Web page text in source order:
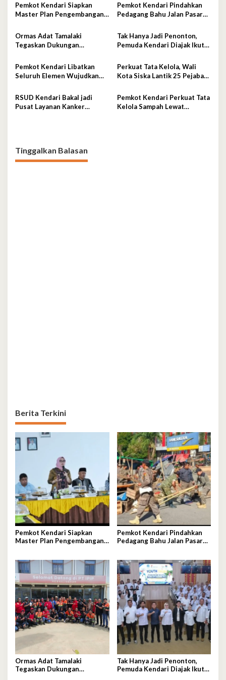
Pemkot Kendari Siapkan
Master Plan Pengembangan
Modern Unggulan
Pemkot Kendari Pindahkan
Pedagang Bahu Jalan Pasar
Kawasan Jadi Lebih Tertib
Ormas Adat Tamalaki
Tegaskan Dukungan
Investasi IPIP
Tak Hanya Jadi Penonton,
Pemuda Kendari Diajak Ikut
Pemkot Kendari Libatkan
Seluruh Elemen Wujudkan
Perkuat Tata Kelola, Wali
Kota Siska Lantik 25 Pejabat
RSUD Kendari Bakal jadi
Pusat Layanan Kanker
Pemkot Kendari Perkuat Tata
Kelola Sampah Lewat
Tinggalkan Balasan
Berita Terkini
Pemkot Kendari Siapkan
Master Plan Pengembangan
Pemkot Kendari Pindahkan
Pedagang Bahu Jalan Pasar
Ormas Adat Tamalaki
Tegaskan Dukungan
Tak Hanya Jadi Penonton,
Pemuda Kendari Diajak Ikut